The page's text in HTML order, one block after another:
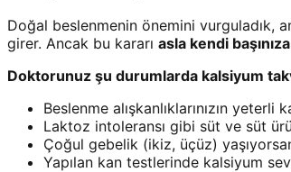
Doğal beslenmenin önemini vurguladık,
girer. Ancak bu kararı asla kendi
Doktorunuz şu durumlarda kalsiyum
Beslenme alışkanlıklarınızın yeterli
Laktoz intoleransı gibi süt ve süt
Çoğul gebelik (ikiz, üçüz)
Yapılan kan testlerinde kalsiyum